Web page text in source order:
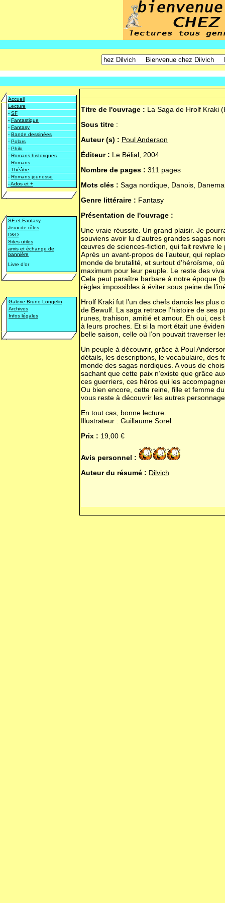
Accueil
Lecture
- SF
- Fantastique
- Fantasy
- Bande dessinées
- Polars
- Philo
- Romans historiques
- Romans
- Théâtre
- Romans jeunesse
-Ados et +
SF et Fantasy
Jeux de rôles
D&D
Sites utiles
amis et échange de
bannière
Livre d'or
Galerie Bruno Longelin
Archives
Infos légales
Titre de l'ouvrage : La Saga de Hrolf Kraki
Sous titre :
Auteur (s) : Poul Anderson
Éditeur : Le Bélial, 2004
Nombre de pages : 311 pages
Mots clés : Saga nordique, Danois,
Genre littéraire : Fantasy
Présentation de l'ouvrage :
Une vraie réussite. Un grand plaisir. Je
souviens avoir lu d’autres grandes sagas
œuvres de sciences-fiction, qui fait revivre
Après un avant-propos de l’auteur, qui
monde de brutalité, et surtout d’héroïsme,
maximum pour leur peuple. Le reste des
Cela peut paraître barbare à notre époque
règles impossibles à éviter sous peine de
Hrolf Kraki fut l’un des chefs danois les
de Bewulf. La saga retrace l’histoire de ses
runes, trahison, amitié et amour. Eh oui, ces
à leurs proches. Et si la mort était une
belle saison, celle où l’on pouvait traverser
Un peuple à découvrir, grâce à Poul
détails, les descriptions, le vocabulaire, des
monde des sagas nordiques. A vous de
sachant que cette paix n’existe que grâce
ces guerriers, ces héros qui les
Ou bien encore, cette reine, fille et femme
vous reste à découvrir les autres
En tout cas, bonne lecture.
Illustrateur : Guillaume Sorel
Prix : 19,00 €
Avis personnel :
Auteur du résumé : Dilvich